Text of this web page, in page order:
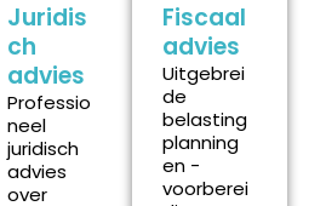
Juridis
ch
advies
Professio
neel
juridisch
advies
over
Fiscaal
advies
Uitgebrei
de
belasting
planning
en -
voorberei